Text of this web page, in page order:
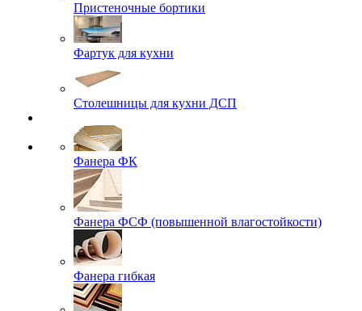
Пристеночные бортики
Фартук для кухни
Столешницы для кухни ДСП
Фанера ФК
Фанера ФСФ (повышенной влагостойкости)
Фанера гибкая